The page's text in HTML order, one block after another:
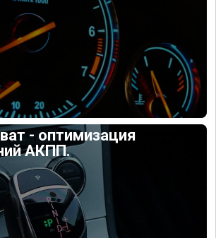
- оптимизация
АКПП.